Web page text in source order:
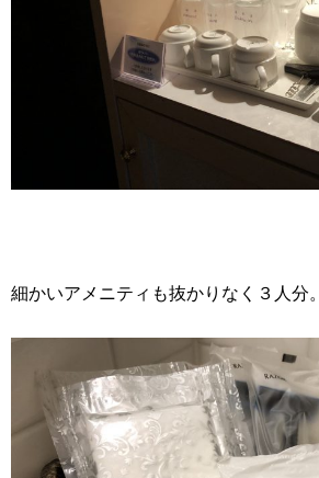
細かいアメニティも抜かりなく３人分。